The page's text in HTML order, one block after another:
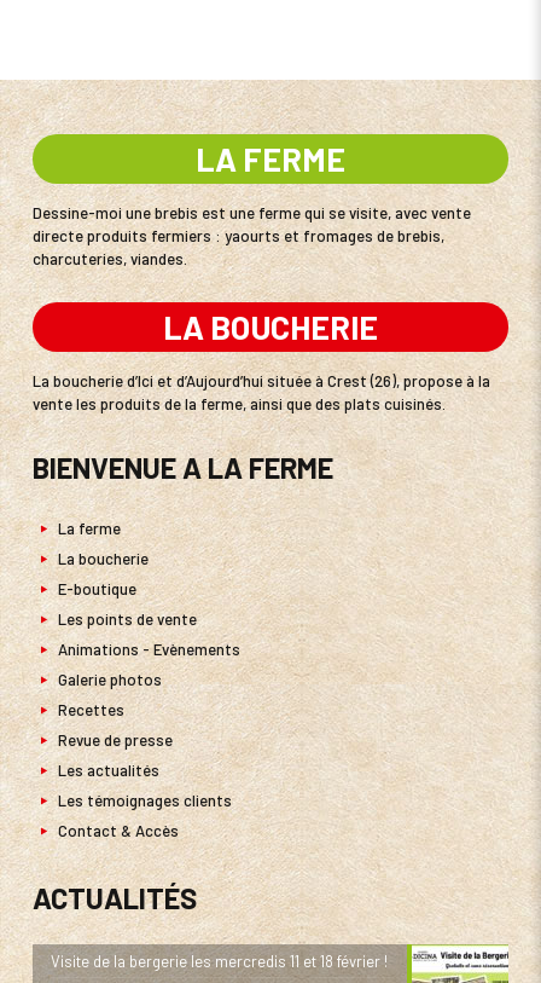
LA FERME
Dessine-moi une brebis est une ferme qui se visite, avec vente
directe produits fermiers : yaourts et fromages de brebis,
charcuteries, viandes.
LA BOUCHERIE
La boucherie d’Ici et d’Aujourd’hui située à Crest (26), propose à la
vente les produits de la ferme, ainsi que des plats cuisinés.
BIENVENUE A LA FERME
La ferme
La boucherie
E-boutique
Les points de vente
Animations - Evènements
Galerie photos
Recettes
Revue de presse
Les actualités
Les témoignages clients
Contact & Accès
ACTUALITÉS
Visite de la bergerie les mercredis 11 et 18 février !